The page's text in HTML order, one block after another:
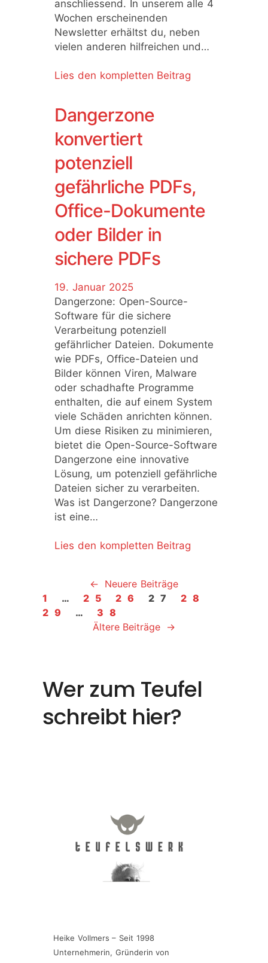
anschliessend. In unserem alle 4
Wochen erscheinenden
Newsletter erhältst du, neben
vielen anderen hilfreichen und…
Lies den kompletten Beitrag
Dangerzone
konvertiert
potenziell
gefährliche PDFs,
Office-Dokumente
oder Bilder in
sichere PDFs
19. Januar 2025
Dangerzone: Open-Source-
Software für die sichere
Verarbeitung potenziell
gefährlicher Dateien. Dokumente
wie PDFs, Office-Dateien und
Bilder können Viren, Malware
oder schadhafte Programme
enthalten, die auf einem System
viele Schäden anrichten können.
Um diese Risiken zu minimieren,
bietet die Open-Source-Software
Dangerzone eine innovative
Lösung, um potenziell gefährliche
Dateien sicher zu verarbeiten.
Was ist Dangerzone? Dangerzone
ist eine…
Lies den kompletten Beitrag
← Neuere Beiträge
1
… 25 26 27
28
29
…
38
Ältere Beiträge →
Wer zum Teufel
schreibt hier?
Heike Vollmers – Seit 1998
Unternehmerin, Gründerin von